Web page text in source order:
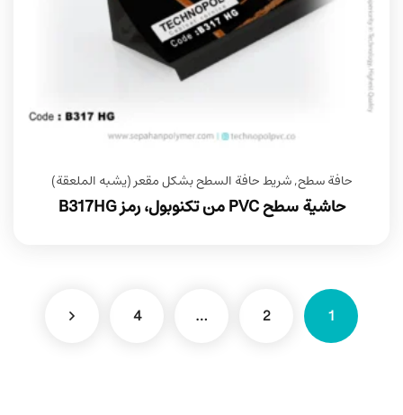
حافة سطح,شريط حافة السطح بشكل مقعر (يشبه الملعقة)
حاشية سطح PVC من تكنوبول، رمز B317HG
1
2
…
4